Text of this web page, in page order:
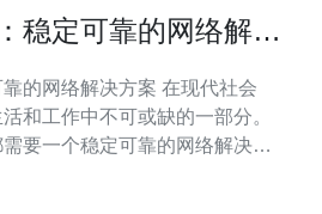
稳定可靠的网络解决
解决方案 在现代社会
和工作中不可或缺的一部分。
要一个稳定可靠的网络解决方